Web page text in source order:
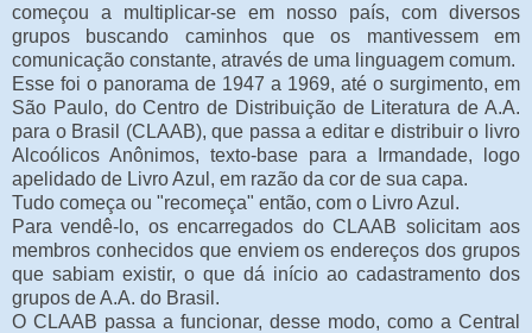
começou a multiplicar-se em nosso país, com diversos
grupos buscando caminhos que os mantivessem em
comunicação constante, através de uma linguagem comum.
Esse foi o panorama de 1947 a 1969, até o surgimento, em
São Paulo, do Centro de Distribuição de Literatura de A.A.
para o Brasil (CLAAB), que passa a editar e distribuir o livro
Alcoólicos Anônimos, texto-base para a Irmandade, logo
apelidado de Livro Azul, em razão da cor de sua capa.
Tudo começa ou "recomeça" então, com o Livro Azul.
Para vendê-lo, os encarregados do CLAAB solicitam aos
membros conhecidos que enviem os endereços dos grupos
que sabiam existir, o que dá início ao cadastramento dos
grupos de A.A. do Brasil.
O CLAAB passa a funcionar, desse modo, como a Central